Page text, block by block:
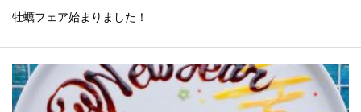
牡蠣フェア始まりました！